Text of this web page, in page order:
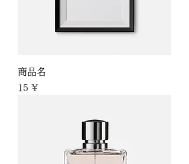
商品名
Preis
15 ¥